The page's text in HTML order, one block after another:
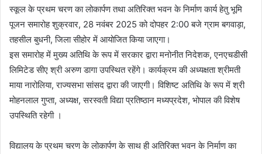
स्कूल के प्रथम चरण का लोकार्पण तथा अतिरिक्त भवन के निर्माण कार्य हेतु भूमि
पूजन समारोह शुक्रवार, 28 नवंबर 2025 को दोपहर 2:00 बजे ग्राम बगवाड़ा,
तहसील बुधनी, जिला सीहोर में आयोजित किया जाएगा।
इस समारोह में मुख्य अतिथि के रूप में सरकार द्वारा मनोनीत निदेशक, एनएचडीसी
लिमिटेड सीए श्री अरुण डागा उपस्थित रहेंगे। कार्यक्रम की अध्यक्षता श्रीमती
माया नारोलिया, राज्यसभा सांसद द्वारा की जाएगी। विशिष्ट अतिथि के रूप में श्री
मोहनलाल गुप्ता, अध्यक्ष, सरस्वती विद्या प्रतिष्ठान मध्यप्रदेश, भोपाल की विशेष
उपस्थिति रहेगी ।
विद्यालय के प्रथम चरण के लोकार्पण के साथ ही अतिरिक्त भवन के निर्माण का